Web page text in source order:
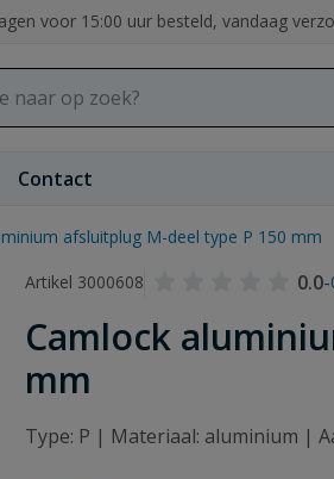
voor 15:00 uur besteld, vandaag
Contact
afsluitplug M-deel type P 150 mm
Artikel 3000608
0.0-
Camlock
mm
Type: P | Materiaal: aluminium |